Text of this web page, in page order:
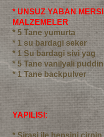
* UNSUZ YABAN
MALZEMELER
* 5 Tane yumurta
* 1 su bardagi seker
* 1 Su bardagi sivi yag
* 5 Tane vanilyali
* 1 Tane backpulver
YAPILISI:
* Sirasi ile hepsini